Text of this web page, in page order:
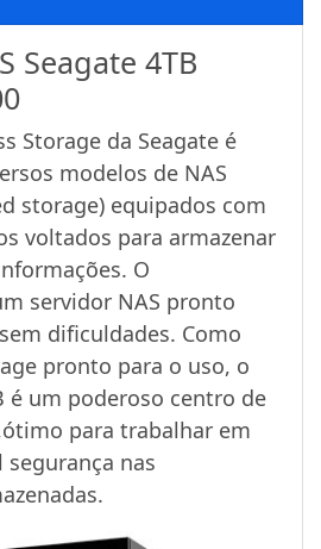
Seagate 4TB
Storage da Seagate é
modelos de NAS
storage) equipados com
voltados para armazenar
O
servidor NAS pronto
dificuldades. Como
pronto para o uso, o
é um poderoso centro de
para trabalhar em
nas